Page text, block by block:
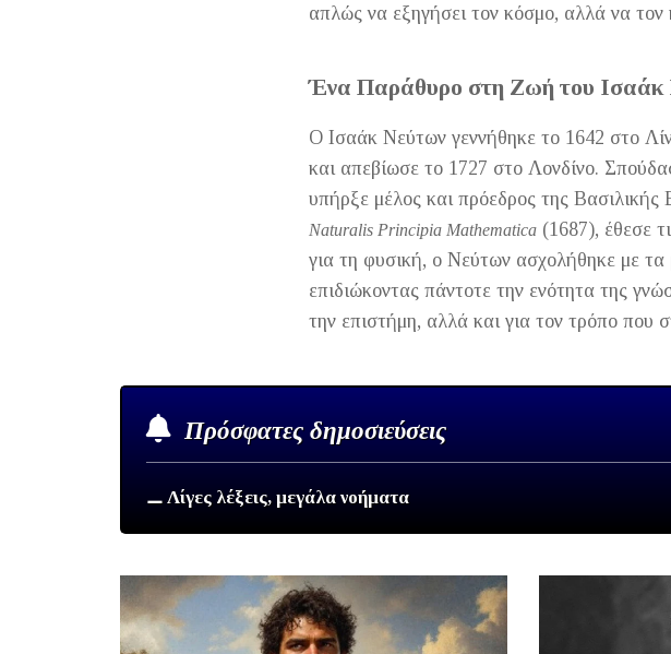
απλώς να εξηγήσει τον κόσμο, αλλά να τον
Ένα Παράθυρο στη Ζωή του Ισαάκ
Ο Ισαάκ Νεύτων γεννήθηκε το 1642 στο
και απεβίωσε το 1727 στο Λονδίνο.
υπήρξε μέλος και πρόεδρος της Βασιλικής
Naturalis Principia Mathematica(1687), έθεσε
για τη φυσική, ο Νεύτων ασχολήθηκε με τα
επιδιώκοντας πάντοτε την ενότητα της
την επιστήμη, αλλά και για τον τρόπο που
Πρόσφατες δημοσιεύσεις
⚊ Λίγες λέξεις, μεγάλα νοήματα